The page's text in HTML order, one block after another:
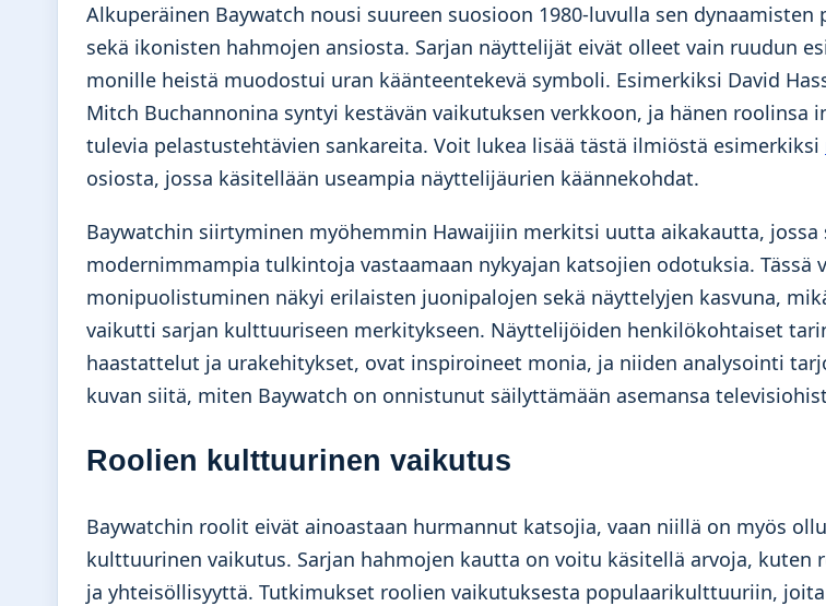
Alkuperäinen Baywatch nousi suureen suosioon 1980-luvulla sen dynaamisten
sekä ikonisten hahmojen ansiosta. Sarjan näyttelijät eivät olleet vain ruudun
monille heistä muodostui uran käänteentekevä symboli. Esimerkiksi David
Mitch Buchannonina syntyi kestävän vaikutuksen verkkoon, ja hänen roolinsa
tulevia pelastustehtävien sankareita. Voit lukea lisää tästä ilmiöstä esimerkiksi
osiosta, jossa käsitellään useampia näyttelijäurien käännekohdat.
Baywatchin siirtyminen myöhemmin Hawaijiin merkitsi uutta aikakautta, jossa
modernimmampia tulkintoja vastaamaan nykyajan katsojien odotuksia. Tässä
monipuolistuminen näkyi erilaisten juonipalojen sekä näyttelyjen kasvuna,
vaikutti sarjan kulttuuriseen merkitykseen. Näyttelijöiden henkilökohtaiset
haastattelut ja urakehitykset, ovat inspiroineet monia, ja niiden analysointi
kuvan siitä, miten Baywatch on onnistunut säilyttämään asemansa
Roolien kulttuurinen vaikutus
Baywatchin roolit eivät ainoastaan hurmannut katsojia, vaan niillä on myös
kulttuurinen vaikutus. Sarjan hahmojen kautta on voitu käsitellä arvoja, kuten
ja yhteisöllisyyttä. Tutkimukset roolien vaikutuksesta populaarikulttuuriin,